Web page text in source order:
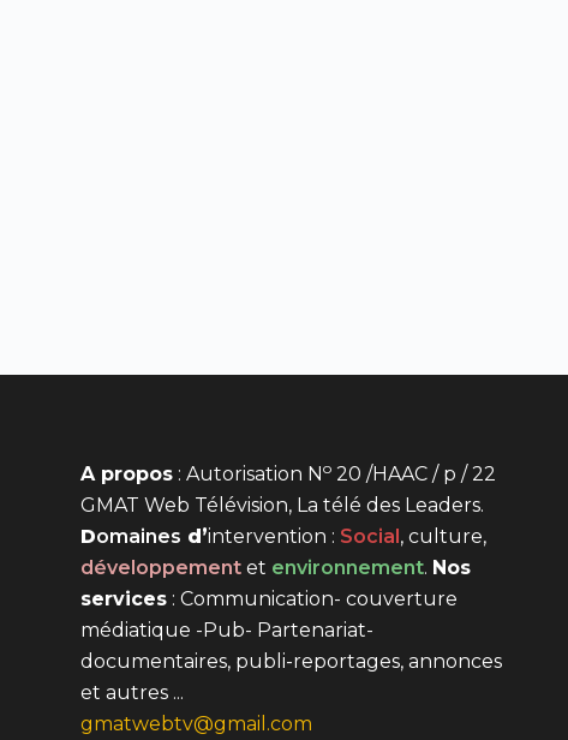
A propos : Autorisation No 20 /HAAC / p / 22
GMAT Web Télévision, La télé des Leaders.
Domaines d’intervention : Social, culture,
développement et environnement. Nos
services : Communication- couverture
médiatique -Pub- Partenariat-
documentaires, publi-reportages, annonces
et autres ...
gmatwebtv@gmail.com